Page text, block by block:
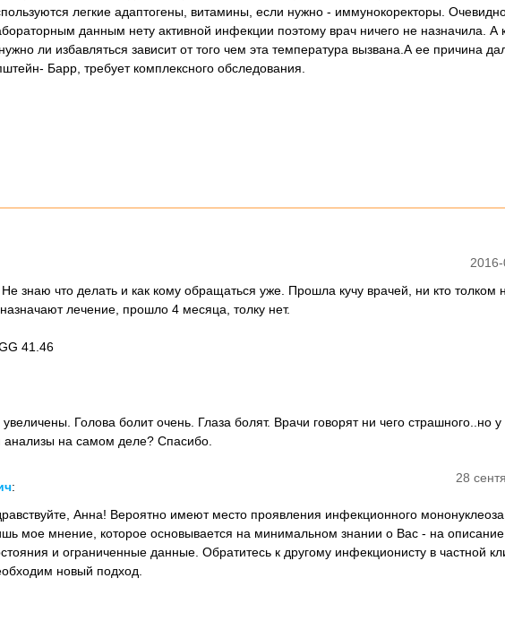
легкие адаптогены, витамины, если нужно - иммунокоректоры.
данным нету активной инфекции поэтому врач ничего не назначила. А
ли избавляться зависит от того чем эта температура вызвана.А ее причина
Барр, требует комплексного обследования.
знаю что делать и как кому обращаться уже. Прошла кучу врачей, ни кто толком
лечение, прошло 4 месяца, толку нет.
41.46
Голова болит очень. Глаза болят. Врачи говорят ни чего страшного..но
анализы на самом деле? Спасибо.
28
:
Анна! Вероятно имеют место проявления инфекционного
мое мнение, которое основывается на минимальном знании о Вас - на
и ограниченные данные. Обратитесь к другому инфекционисту в частной
новый подход.